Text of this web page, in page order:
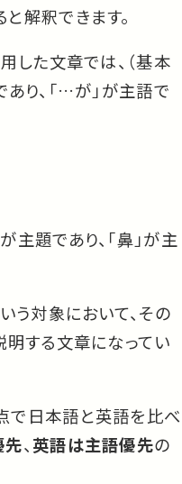
解釈できます。
した文章では、（基本
り、「…が」が主語で
主題であり、「鼻」が主
いう対象において、その
明する文章になってい
で日本語と英語を比べ
先、英語は主語優先の